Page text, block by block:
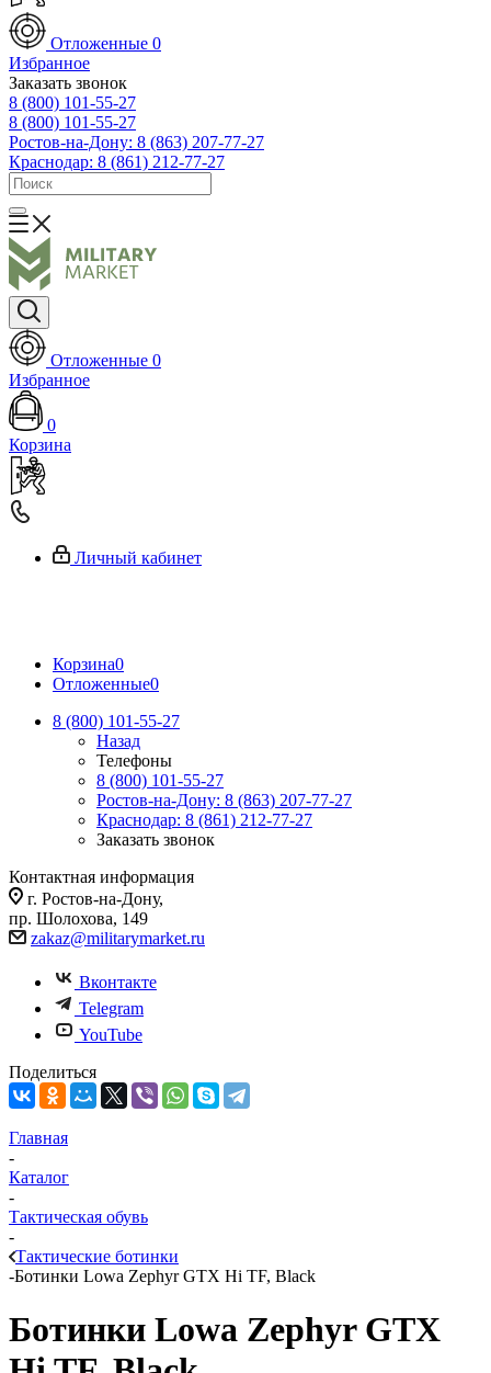
Отложенные 0
Избранное
Заказать звонок
8 (800) 101-55-27
8 (800) 101-55-27
Ростов-на-Дону: 8 (863) 207-77-27
Краснодар: 8 (861) 212-77-27
Отложенные 0
Избранное
0
Корзина
Личный кабинет
Корзина0
Отложенные0
8 (800) 101-55-27
Назад
Телефоны
8 (800) 101-55-27
Ростов-на-Дону: 8 (863) 207-77-27
Краснодар: 8 (861) 212-77-27
Заказать звонок
Контактная информация
г. Ростов-на-Дону,
пр. Шолохова, 149
zakaz@militarymarket.ru
Вконтакте
Telegram
YouTube
Поделиться
Главная
-
Каталог
-
Тактическая обувь
-
Тактические ботинки
-Ботинки Lowa Zephyr GTX Hi TF, Black
Ботинки Lowa Zephyr GTX